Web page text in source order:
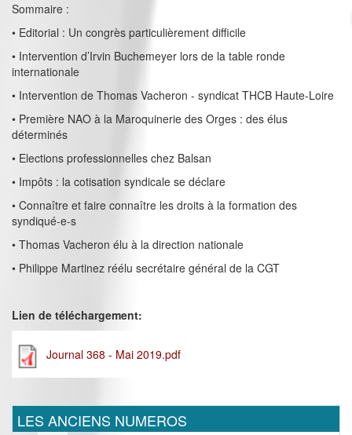
Sommaire :
• Editorial : Un congrès particulièrement difficile
• Intervention d’Irvin Buchemeyer lors de la table ronde
internationale
• Intervention de Thomas Vacheron - syndicat THCB Haute-Loire
• Première NAO à la Maroquinerie des Orges : des élus
déterminés
• Elections professionnelles chez Balsan
• Impôts : la cotisation syndicale se déclare
• Connaître et faire connaître les droits à la formation des
syndiqué-e-s
• Thomas Vacheron élu à la direction nationale
• Philippe Martinez réélu secrétaire général de la CGT
Lien de téléchargement:
Journal 368 - Mai 2019.pdf
LES ANCIENS NUMEROS